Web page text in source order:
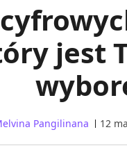
jest
Pangilinana 12